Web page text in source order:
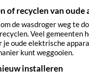
of recyclen van
de wasdroger weg te
Veel gemeenten
je oude elektrische
kunt weggooien.
installeren